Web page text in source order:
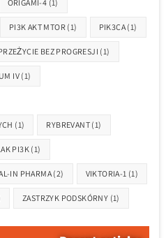
ORIGAMI-4 (1)
PI3K AKT MTOR (1) PIK3CA (1)
BEZ PROGRESJI (1)
IV(1)
(1) RYBREVANT (1)
PI3K (1)
IN PHARMA (2) VIKTORIA-1 (1)
ZASTRZYK PODSKÓRNY (1)